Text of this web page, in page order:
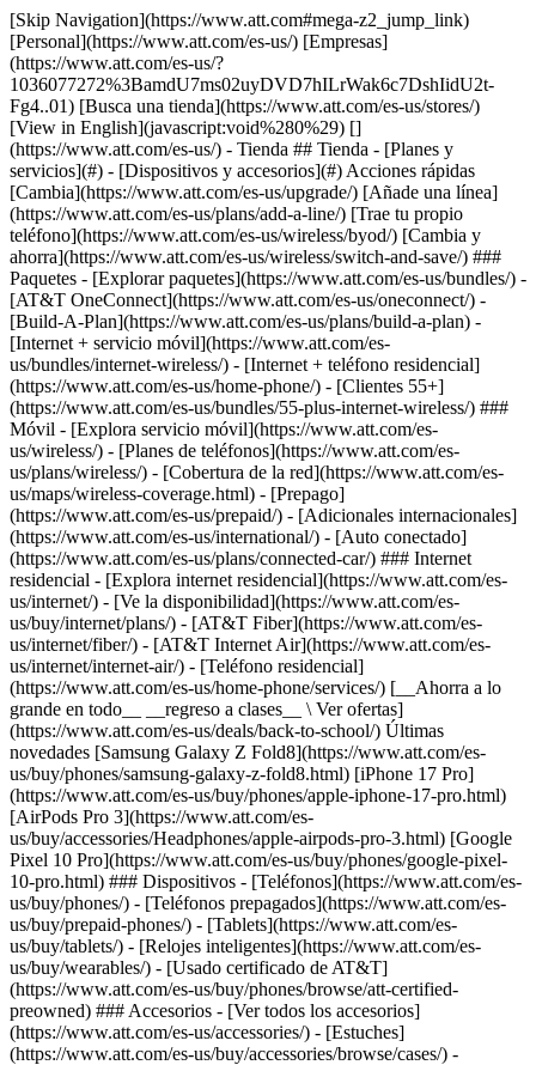
[Skip Navigation](https://www.att.com#mega-z2_jump_link) [Personal](https://www.att.com/es-us/) [Empresas](https://www.att.com/es-us/?1036077272%3BamdU7ms02uyDVD7hILrWak6c7DshIidU2t-Fg4..01) [Busca una tienda](https://www.att.com/es-us/stores/) [View in English](javascript:void%280%29) [](https://www.att.com/es-us/) - Tienda ## Tienda - [Planes y servicios](#) - [Dispositivos y accesorios](#) Acciones rápidas [Cambia](https://www.att.com/es-us/upgrade/) [Añade una línea](https://www.att.com/es-us/plans/add-a-line/) [Trae tu propio teléfono](https://www.att.com/es-us/wireless/byod/) [Cambia y ahorra](https://www.att.com/es-us/wireless/switch-and-save/) ### Paquetes - [Explorar paquetes](https://www.att.com/es-us/bundles/) - [AT&T OneConnect](https://www.att.com/es-us/oneconnect/) - [Build-A-Plan](https://www.att.com/es-us/plans/build-a-plan) - [Internet + servicio móvil](https://www.att.com/es-us/bundles/internet-wireless/) - [Internet + teléfono residencial](https://www.att.com/es-us/home-phone/) - [Clientes 55+](https://www.att.com/es-us/bundles/55-plus-internet-wireless/) ### Móvil - [Explora servicio móvil](https://www.att.com/es-us/wireless/) - [Planes de teléfonos](https://www.att.com/es-us/plans/wireless/) - [Cobertura de la red](https://www.att.com/es-us/maps/wireless-coverage.html) - [Prepago](https://www.att.com/es-us/prepaid/) - [Adicionales internacionales](https://www.att.com/es-us/international/) - [Auto conectado](https://www.att.com/es-us/plans/connected-car/) ### Internet residencial - [Explora internet residencial](https://www.att.com/es-us/internet/) - [Ve la disponibilidad](https://www.att.com/es-us/buy/internet/plans/) - [AT&T Fiber](https://www.att.com/es-us/internet/fiber/) - [AT&T Internet Air](https://www.att.com/es-us/internet/internet-air/) - [Teléfono residencial](https://www.att.com/es-us/home-phone/services/) [__Ahorra a lo grande en todo__ __regreso a clases__ \ Ver ofertas](https://www.att.com/es-us/deals/back-to-school/) Últimas novedades [Samsung Galaxy Z Fold8](https://www.att.com/es-us/buy/phones/samsung-galaxy-z-fold8.html) [iPhone 17 Pro](https://www.att.com/es-us/buy/phones/apple-iphone-17-pro.html) [AirPods Pro 3](https://www.att.com/es-us/buy/accessories/Headphones/apple-airpods-pro-3.html) [Google Pixel 10 Pro](https://www.att.com/es-us/buy/phones/google-pixel-10-pro.html) ### Dispositivos - [Teléfonos](https://www.att.com/es-us/buy/phones/) - [Teléfonos prepagados](https://www.att.com/es-us/buy/prepaid-phones/) - [Tablets](https://www.att.com/es-us/buy/tablets/) - [Relojes inteligentes](https://www.att.com/es-us/buy/wearables/) - [Usado certificado de AT&T](https://www.att.com/es-us/buy/phones/browse/att-certified-preowned) ### Accesorios - [Ver todos los accesorios](https://www.att.com/es-us/accessories/) - [Estuches](https://www.att.com/es-us/buy/accessories/browse/cases/) - [Cargadores](https://www.att.com/es-us/buy/accessories/browse/chargers/) - [Protector para pantalla](https://www.att.com/es-us/buy/accessories/browse/screen-protectors/) - [Audífonos](https://www.att.com/es-us/buy/accessories/browse/headphones/) ### Brands - [Apple](https://www.att.com/es-us/buy/phones/browse/apple/) - [Samsung](https://www.att.com/es-us/buy/phones/browse/samsung/) - [Motorola](https://www.att.com/es-us/buy/phones/browse/motorola/) - [Google](https://www.att.com/es-us/buy/phones/browse/google/) - [Meta](https://www.att.com/es-us/buy/accessories/browse/all/meta/) [__Obtén el nuevo Samsung Galaxy Z Fold8 por $0 con intercambio elegible__ \ Reserva](https://www.att.com/es-us/buy/phones/samsung-galaxy-z-fold8.html) - Ofertas ## Ofertas - [Nuevos y destacados](#) - [Descuentos para clientes](#) Destacados [Ve todas las ofertas](https://www.att.com/es-us/deals/) [Ofertas de servicio móvil](https://www.att.com/es-us/deals/cell-phone-deals/) [Ofertas de internet](https://www.att.com/es-us/deals/internet/) [Ofertas de intercambio](https://www.att.com/es-us/buy/phones/browse/tradeinoffer/) [Sin ofertas de intercambio](https://www.att.com/es-us/buy/phones/browse/nontradeinoffer/) ### Ofertas de tendencia - [Samsung Galaxy](https://www.att.com/es-us/buy/phones/browse/samsung_hasdeals_value_nontradeinoffer_tradeinoffer/) - [Apple iPhone](https://www.att.com/es-us/buy/phones/browse/apple_hasdeals_value_nontradeinoffer_tradeinoffer/) - [Menos de $50](https://www.att.com/es-us/buy/accessories/browse/all/price-range-25-50_price-range-5-25_5-and-under/) - [Ofertas de regreso a clases](https://www.att.com/es-us/deals/back-to-school/) ### Ofertas de dispositivos y accesorios - [Teléfonos](https://www.att.com/es-us/buy/phones/browse/hasdeals_value_nontradeinoffer_tradeinoffer/) - [Teléfonos prepagados](https://www.att.com/es-us/buy/prepaid-phones/browse/hasdeals/) - [Tablets](https://www.att.com/es-us/buy/tablets/browse/hasdeals_nontradeinoffer/) - [Relojes inteligentes](https://www.att.com/es-us/buy/wearables/browse/hasdeals_nontradeinoffer/) - [Ofertas de accesorios](https://www.att.com/es-us/buy/accessories/browse/all/deals/) ### Suscripciones - [AT&T OneConnect](https://www.att.com/es-us/oneconnect/) [__Cámbiate a AT&T y averigua cómo obtener hasta $800 por línea para terminar tu contrato__ \ Compra ahora](https://www.att.com/es-us/buy/phones/) ### Descuentos por ocupación - [Empleados de empresas](https://www.att.com/es-us/verification/signaturehub/#employment) - [Militares y veteranos](https://www.att.com/es-us/offers/discount-program/military-discount/) - [Maestros](https://www.att.com/es-us/offers/discount-program/teacher/) - [Enfermeros y médicos](https://www.att.com/es-us/verification/signaturehub/#medical) - [Personal de emergencias activo](https://www.att.com/es-us/firstnetandfamily/) ### Descuentos por afiliación - [Clientes 55+](https://www.att.com/es-us/verification/signaturehub/#age) - [Personal retirado del servicio de emergencia](https://www.att.com/es-us/offers/discount-program/retired-responders/) - [Trabajadores de sindicatos](https://www.att.com/es-us/offers/discount-program/union-discount/) - [Estudiantes](https://www.att.com/es-us/verification/signaturehub/#student) ### Ahorros para socios - [Descuento con tarjeta de crédito](https://www.att.com/es-us/?1036077272%3BamdU7ms02uyDVD7hIidU2t-FgOyvGkzT7uyJVm497PywgLdW2iYTVis9IZcUaO3.z1) - [Beneficios y más](https://andmorebenefits.att.com/root-discovery) [__Maestros: ahorra hasta $150 por línea y hasta un 20% en planes__ \ Obtén detalles](https://www.att.com/es-us/offers/discount-program/teacher/) - La diferencia de AT&T ## La diferencia de AT&T - [Nuestra ventaja competitiva](#) ### ¿Por qué elegirnos? - [Garantía AT&T](https://www.att.com/es-us/why-att/guarantee/) - [Por qué AT&T](https://www.att.com/es-us/why-att/) - [AT&T vs. T-Mobile y Verizon](https://www.att.com/es-us/wireless/switch-and-save/#compare-us) - [AT&T Fiber vs. Spectrum y Xfinity](https://www.att.com/es-us/internet/fiber/#compare-us) - [Prueba AT&T gratis](https://www.att.com/es-us/wireless/free-trial/) - [Cambia y ahorra](https://www.att.com/es-us/wireless/switch-and-save/) ### Cobertura excepcional - [Mapa de cobertura 5G](https://www.att.com/es-us/maps/wireless-coverage.html) - [Mapa de cobertura de fibra óptica](https://www.att.com/es-us/internet/fiber/coverage-map/) [__La mejor garantía de Estados Unidos__ \ Obtén detalles](https://www.att.com/es-us/why-att/guarantee/) - Ayuda ## Ayuda - [Factura y cuenta](#) - [Móvil](#) - [Internet](#) Acciones rápidas [Ve toda la ayuda](https://www.att.com/es-us/support/) [Ver mi cuenta](https://www.att.com/es-us/acctmgmt/overview) [Centro de pagos](https://www.att.com/es-us/acctmgmt/mypaymentcenter) [Centro de facturación](https://www.att.com/es-us/acctmgmt/billing/mybillingcenter) ### Factura y pagos - [Comprende tu factura](https://www.att.com/es-us/support/my-account/understand-your-bill/) - [Averigua por qué tu factura cambió](https://www.att.com/es-us/support/article/my-account/KM1051879/) - [Configura y administra AutoPay](https://www.att.com/es-us/acctmgmt/mypaymentcenter?intent=MANAGEAUTOPAY) - [Ve las cuotas de los dispositivos](https://www.att.com/es-us/acctmgmt/payment/installmentplandetails) - [Pagar sin iniciar sesión](https://www.att.com/es-us/acctmgmt/fastpmt/fastpay) ### Cuenta - [Cambiar o restablecer contraseña](https://www.att.com/es-us/support/article/my-account/KM1008941/) - [Añade o elimina cuentas](https://www.att.com/es-us/support/article/my-account/KM1008925/) - [Traslada el servicio de internet](https://www.att.com/es-us/help/moving/) - [Ve tus pedidos y reclamaciones](https://www.att.com/es-us/orders/history) - [Más ayuda con la cuenta](https://www.att.com/es-us/support/my-account/) [__La mejor garantía de Estados Unidos__ \ Obtén detalles](https://www.att.com/es-us/why-att/guarantee/) Acciones rápidas [Administrar mi servicio móvil](https://www.att.com/es-us/acctmgmt/mywireless) [Rastrear mi pedido](https://www.att.com/es-us/orders/history) [Añade AT&T International Day Pass](https://www.att.com/es-us/acctmgmt/signin?intent=DEEPLINK&soc=IRRLHDF&level=CAT&source=ILC242589969&wtExtndSource=Megamenu) ### Mi dispositivo - [Verificar mi uso](https://www.att.com/es-us/acctmgmt/usage/mysummary) - [Administra complementos](https://www.att.com/es-us/acctmgmt/wireless/manage-addon) - [Cambiar mi plan](https://www.att.com/es-us/acctmgmt/mywireless/manageplan/) - [Añade una línea](https://www.att.com/es-us/buy/postpaid/?wlsfi=AL) - [Consultar los requisitos de cambio](https://www.att.com/es-us/buy/postpaid/?wlsfi=up) - [Activa un dispositivo móvil](https://www.att.com/es-us/